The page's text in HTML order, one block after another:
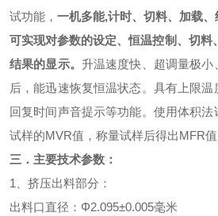
试功能， 一机多能,计时、切料、加载
可实现对参数的设定、恒温控制、切料
结果的显示。 升温速度快、超调量极
后，能迅速恢复恒温状态。具有上限温
回复时间声音提示等功能。使用体积
试样的MVR值，称量试样后得出MFR值
三． 主要技术参数：
1
、挤压出料部分：
出料口直径： Φ2.095±0.005毫米